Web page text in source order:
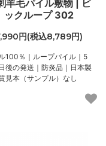
羊毛パイル敷物 | ビ
ックループ 302
円(税込8,789円)
100％｜ループパイル｜5
後の発送｜防炎品｜日本製
見本（サンプル）なし